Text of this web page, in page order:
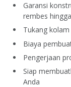
Garansi
rembes
Tukang
Biaya
Pengerjaan
Siap
Anda